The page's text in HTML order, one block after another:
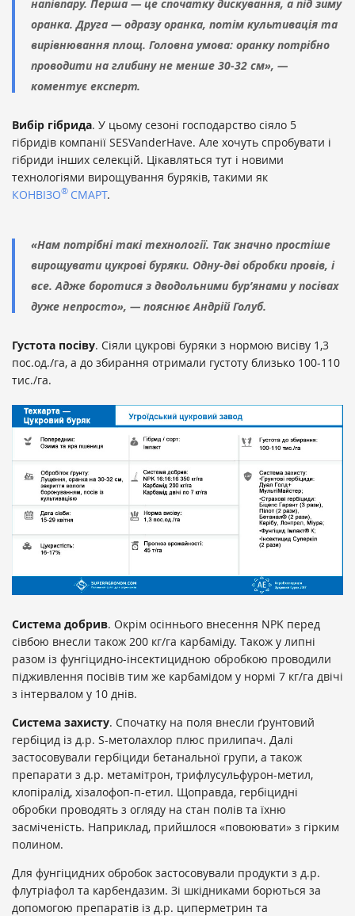
напівпару. Перша — це спочатку дискування, а під зиму
оранка. Друга — одразу оранка, потім культивація та
вирівнювання площ. Головна умова: оранку потрібно
проводити на глибину не менше 30-32 см», —
коментує експерт.
Вибір гібрида. У цьому сезоні господарство сіяло 5
гібридів компанії SESVanderHave. Але хочуть спробувати і
гібриди інших селекцій. Цікавляться тут і новими
технологіями вирощування буряків, такими як
КОНВІЗО® СМАРТ.
«Нам потрібні такі технології. Так значно простіше
вирощувати цукрові буряки. Одну-дві обробки провів, і
все. Адже боротися з дводольними бур’янами у посівах
дуже непросто», — пояснює Андрій Голуб.
Густота посіву. Сіяли цукрові буряки з нормою висіву 1,3
пос.од./га, а до збирання отримали густоту близько 100-110
тис./га.
Система добрив. Окрім осіннього внесення NPK перед
сівбою внесли також 200 кг/га карбаміду. Також у липні
разом із фунгіцидно-інсектицидною обробкою проводили
підживлення посівів тим же карбамідом у нормі 7 кг/га двічі
з інтервалом у 10 днів.
Система захисту. Спочатку на поля внесли ґрунтовий
гербіцид із д.р. S-метолахлор плюс прилипач. Далі
застосовували гербіциди бетанальної групи, а також
препарати з д.р. метамітрон, трифлусульфурон-метил,
клопіралід, хізалофоп-п-етил. Щоправда, гербіцидні
обробки проводять з огляду на стан полів та їхню
засміченість. Наприклад, прийшлося «повоювати» з гірким
полином.
Для фунгіцидних обробок застосовували продукти з д.р.
флутріафол та карбендазим. Зі шкідниками борються за
допомогою препаратів із д.р. циперметрин та